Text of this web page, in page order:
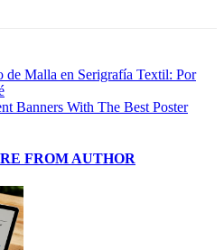
de Malla en Serigrafía Textil: Por
Banners With The Best Poster
FROM AUTHOR